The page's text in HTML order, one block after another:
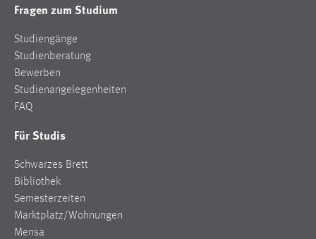
Fragen zum Studium
Studiengänge
Studienberatung
Bewerben
Studienangelegenheiten
FAQ
Für Studis
Schwarzes Brett
Bibliothek
Semesterzeiten
Marktplatz/Wohnungen
Mensa